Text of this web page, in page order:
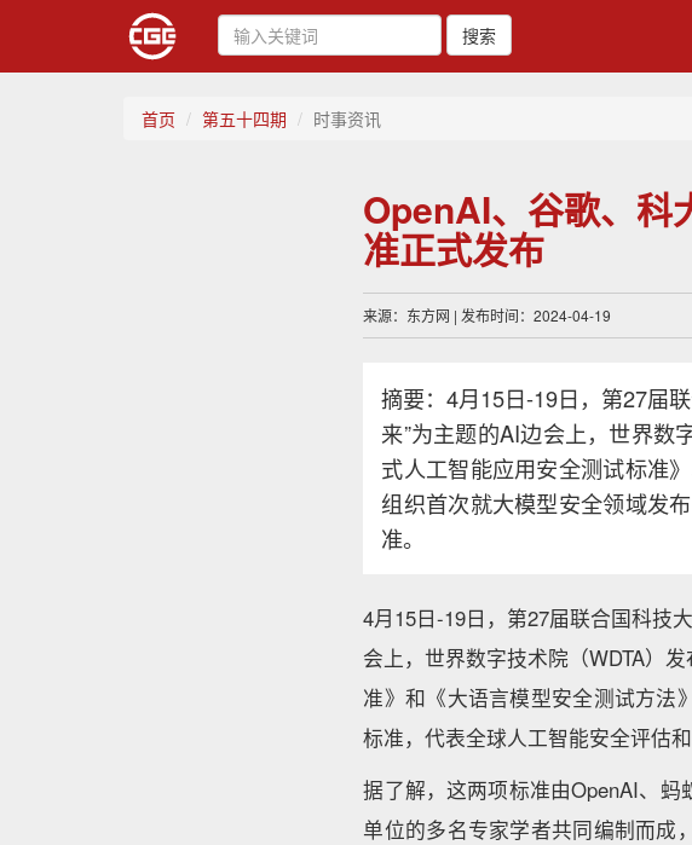
搜索
首页 第五十四期 时事资讯
OpenAI、谷歌、科
准正式发布
来源：东方网 | 发布时间：2024-04-19
摘要：4月15日-19日，第27届
来”为主题的AI边会上，世界数
式人工智能应用安全测试标准
组织首次就大模型安全领域发
准。
4月15日-19日，第27届联合国科技
会上，世界数字技术院（WDTA）
准》和《大语言模型安全测试方法
标准，代表全球人工智能安全评估
据了解，这两项标准由OpenAI、
单位的多名专家学者共同编制而成